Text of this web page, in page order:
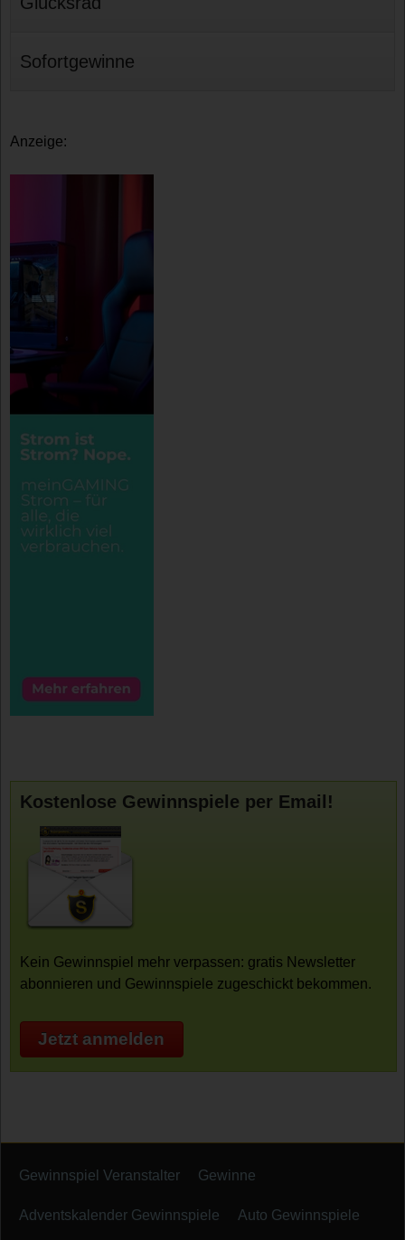
Sofortgewinne
Anzeige:
Kostenlose Gewinnspiele per Email!
Kein Gewinnspiel mehr verpassen: gratis Newsletter
abonnieren und Gewinnspiele zugeschickt bekommen.
Jetzt anmelden
Gewinnspiel Veranstalter Gewinne
Adventskalender Gewinnspiele Auto Gewinnspiele